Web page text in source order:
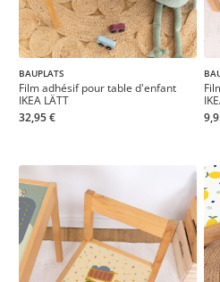
BAUPLATS
Film adhésif pour table d'enfant
IKEA LÄTT
32,95 €